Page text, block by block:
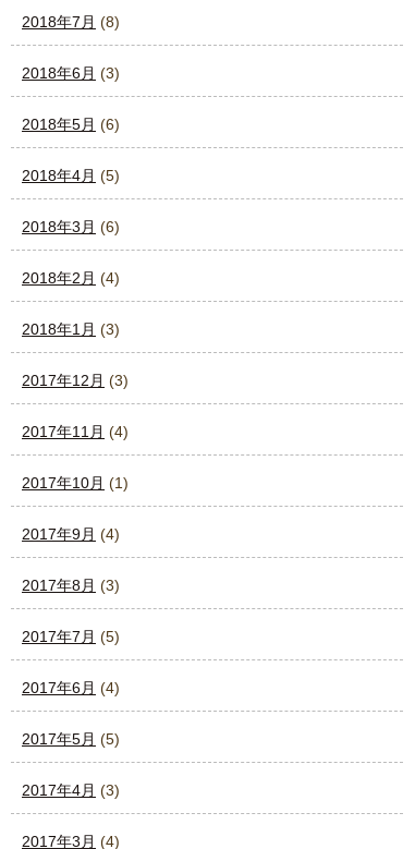
2018年7月 (8)
2018年6月 (3)
2018年5月 (6)
2018年4月 (5)
2018年3月 (6)
2018年2月 (4)
2018年1月 (3)
2017年12月 (3)
2017年11月 (4)
2017年10月 (1)
2017年9月 (4)
2017年8月 (3)
2017年7月 (5)
2017年6月 (4)
2017年5月 (5)
2017年4月 (3)
2017年3月 (4)